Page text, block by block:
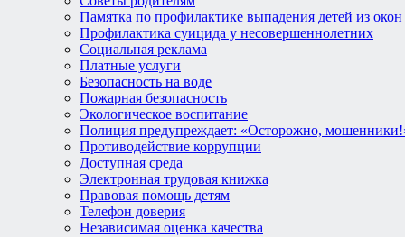
Памятка по профилактике выпадения детей из окон
Профилактика суицида у несовершеннолетних
Социальная реклама
Платные услуги
Безопасность на воде
Пожарная безопасность
Экологическое воспитание
Полиция предупреждает: «Осторожно,
Противодействие коррупции
Доступная среда
Электронная трудовая книжка
Правовая помощь детям
Телефон доверия
Независимая оценка качества